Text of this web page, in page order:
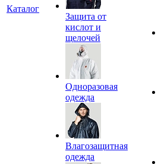
Каталог
Защита от
кислот и
щелочей
Одноразовая
одежда
Влагозащитная
одежда